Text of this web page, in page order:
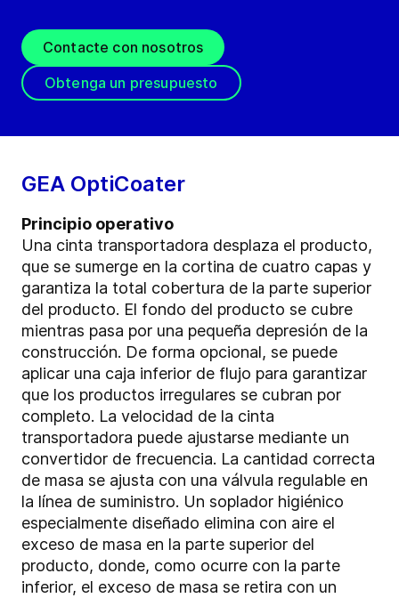
Contacte con nosotros
Obtenga un presupuesto
GEA OptiCoater
Principio operativo
Una cinta transportadora desplaza el producto,
que se sumerge en la cortina de cuatro capas y
garantiza la total cobertura de la parte superior
del producto. El fondo del producto se cubre
mientras pasa por una pequeña depresión de la
construcción. De forma opcional, se puede
aplicar una caja inferior de flujo para garantizar
que los productos irregulares se cubran por
completo. La velocidad de la cinta
transportadora puede ajustarse mediante un
convertidor de frecuencia. La cantidad correcta
de masa se ajusta con una válvula regulable en
la línea de suministro. Un soplador higiénico
especialmente diseñado elimina con aire el
exceso de masa en la parte superior del
producto, donde, como ocurre con la parte
inferior, el exceso de masa se retira con un